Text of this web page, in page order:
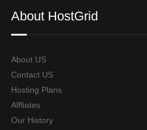
About HostGrid
About US
Contact US
Hosting Plans
Affliates
Our History